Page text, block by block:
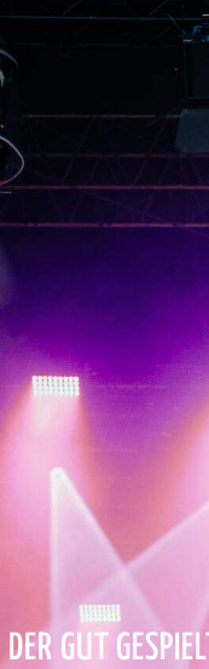
GUT